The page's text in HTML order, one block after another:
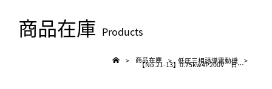
商品在庫 Products
> 商品在庫 > 低圧三相誘導電動機 >
【No.21-13】0.75kw4P200V 日立 ブレーキ付き特殊フレーム 全閉モーター